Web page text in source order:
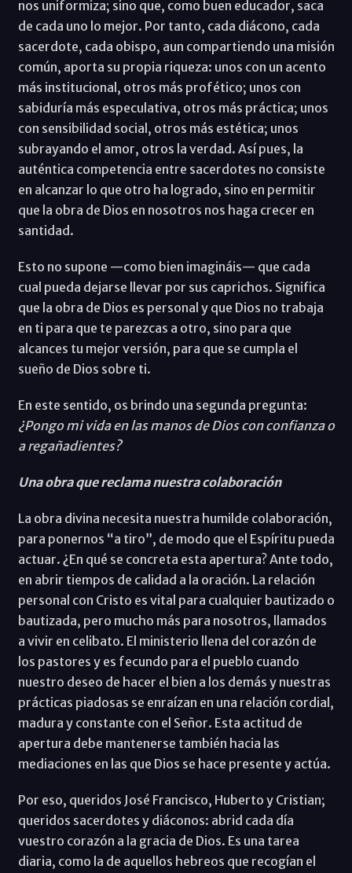
nos uniformiza; sino que, como buen educador, saca
de cada uno lo mejor. Por tanto, cada diácono, cada
sacerdote, cada obispo, aun compartiendo una misión
común, aporta su propia riqueza: unos con un acento
más institucional, otros más profético; unos con
sabiduría más especulativa, otros más práctica; unos
con sensibilidad social, otros más estética; unos
subrayando el amor, otros la verdad. Así pues, la
auténtica competencia entre sacerdotes no consiste
en alcanzar lo que otro ha logrado, sino en permitir
que la obra de Dios en nosotros nos haga crecer en
santidad.
Esto no supone —como bien imagináis— que cada
cual pueda dejarse llevar por sus caprichos. Significa
que la obra de Dios es personal y que Dios no trabaja
en ti para que te parezcas a otro, sino para que
alcances tu mejor versión, para que se cumpla el
sueño de Dios sobre ti.
En este sentido, os brindo una segunda pregunta:
¿Pongo mi vida en las manos de Dios con confianza o
a regañadientes?
Una obra que reclama nuestra colaboración
La obra divina necesita nuestra humilde colaboración,
para ponernos “a tiro”, de modo que el Espíritu pueda
actuar. ¿En qué se concreta esta apertura? Ante todo,
en abrir tiempos de calidad a la oración. La relación
personal con Cristo es vital para cualquier bautizado o
bautizada, pero mucho más para nosotros, llamados
a vivir en celibato. El ministerio llena del corazón de
los pastores y es fecundo para el pueblo cuando
nuestro deseo de hacer el bien a los demás y nuestras
prácticas piadosas se enraízan en una relación cordial,
madura y constante con el Señor. Esta actitud de
apertura debe mantenerse también hacia las
mediaciones en las que Dios se hace presente y actúa.
Por eso, queridos José Francisco, Huberto y Cristian;
queridos sacerdotes y diáconos: abrid cada día
vuestro corazón a la gracia de Dios. Es una tarea
diaria, como la de aquellos hebreos que recogían el